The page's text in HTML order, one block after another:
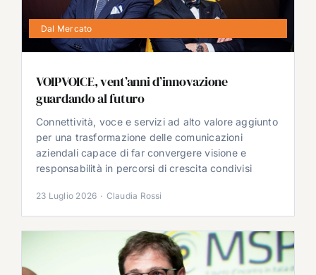
Dal Mercato
VOIPVOICE, vent’anni d’innovazione
guardando al futuro
Connettività, voce e servizi ad alto valore aggiunto
per una trasformazione delle comunicazioni
aziendali capace di far convergere visione e
responsabilità in percorsi di crescita condivisi
23 Luglio 2026 · Claudia Rossi